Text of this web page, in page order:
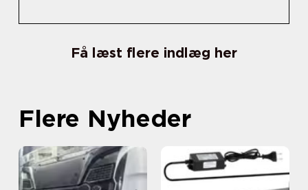
Få læst flere indlæg her
Flere Nyheder